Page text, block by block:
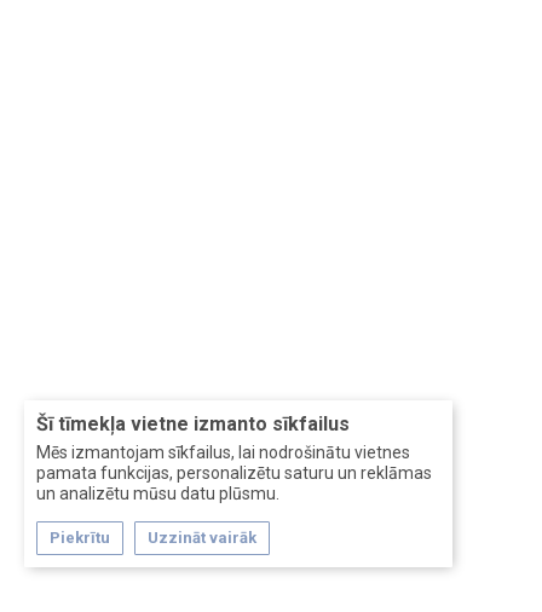
Šī tīmekļa vietne izmanto sīkfailus
Mēs izmantojam sīkfailus, lai nodrošinātu vietnes
pamata funkcijas, personalizētu saturu un reklāmas
un analizētu mūsu datu plūsmu.
Piekrītu Uzzināt vairāk